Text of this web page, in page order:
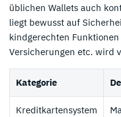
üblichen Wallets auch
liegt bewusst auf
kindgerechten
Versicherungen etc. wird
Kategorie
Kreditkartensystem